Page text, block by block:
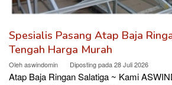
Spesialis Pasang Atap Baja
Tengah Harga Murah
Olehaswindomin Diposting pada28 Juli 2026
Atap Baja Ringan Salatiga ~ Kami